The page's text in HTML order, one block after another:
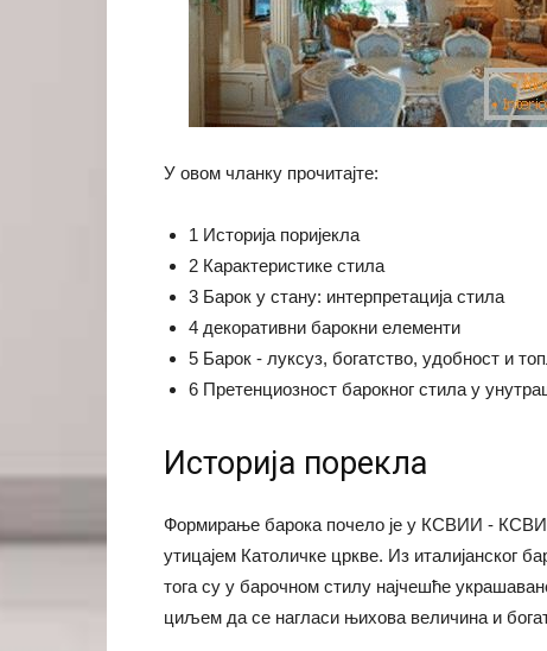
У овом чланку прочитајте:
1 Историја поријекла
2 Карактеристике стила
3 Барок у стану: интерпретација стила
4 декоративни барокни елементи
5 Барок - луксуз, богатство, удобност и
6 Претенциозност барокног стила у
Историја порекла
Формирање барока почело је у КСВИИ -
утицајем Католичке цркве. Из италијанског
тога су у барочном стилу најчешће
циљем да се нагласи њихова величина и